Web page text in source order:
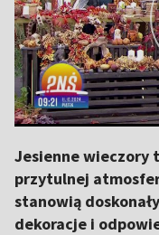
Jesienne wieczory
przytulnej
stanowią
dekoracje i